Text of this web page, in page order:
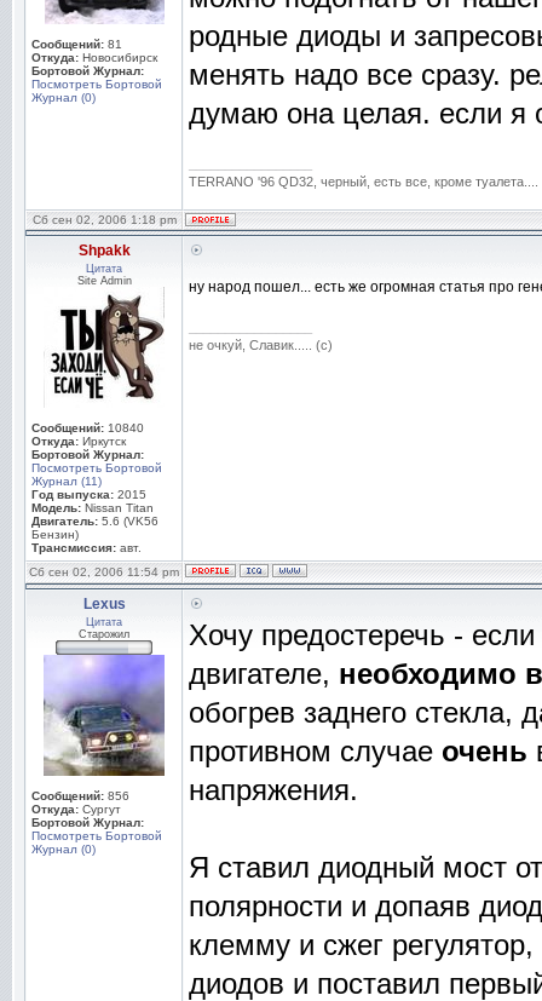
Сообщений: 81
Откуда: Новосибирск
Бортовой Журнал:
Посмотреть Бортовой
Журнал (0)
родные диоды и
менять надо все сразу.
думаю она целая. если я
TERRANO '96 QD32, черный, есть все, кроме туалета....
Сб сен 02, 2006 1:18 pm
Shpakk
Цитата
Site Admin
Сообщений: 10840
Откуда: Иркутск
Бортовой Журнал:
Посмотреть Бортовой
Журнал (11)
Год выпуска: 2015
Модель: Nissan Titan
Двигатель: 5.6 (VK56
Бензин)
Трансмиссия: авт.
ну народ пошел... есть же огромная статья про
не очкуй, Славик..... (с)
Сб сен 02, 2006 11:54 pm
Lexus
Цитата
Старожил
Сообщений: 856
Откуда: Сургут
Бортовой Журнал:
Посмотреть Бортовой
Журнал (0)
Хочу предостеречь -
двигателе, необходимо
обогрев заднего стекла,
противном случае очень
напряжения.
Я ставил диодный мост
полярности и допаяв
клемму и сжег
диодов и поставил